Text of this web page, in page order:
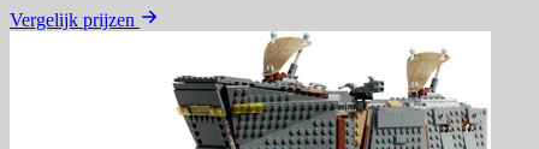
Vergelijk prijzen